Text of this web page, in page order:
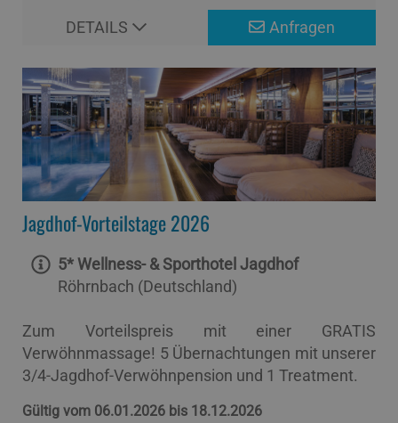
Anfragen
DETAILS
Jagdhof-Vorteilstage 2026
5* Wellness- & Sporthotel Jagdhof
Röhrnbach (Deutschland)
Zum Vorteilspreis mit einer GRATIS
Verwöhnmassage! 5 Übernachtungen mit unserer
3/4-Jagdhof-Verwöhnpension und 1 Treatment.
Gültig vom 06.01.2026 bis 18.12.2026